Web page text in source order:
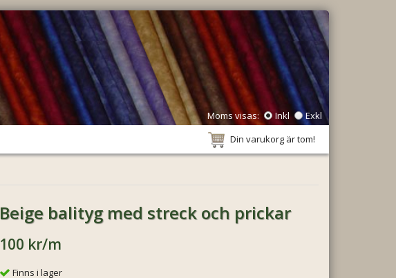
Moms visas: Inkl
Exkl
Din varukorg är tom!
Beige balityg med streck och prickar
100 kr/m
Finns i lager